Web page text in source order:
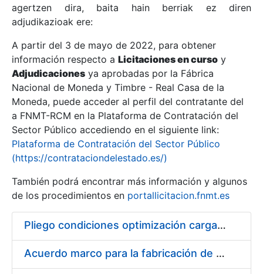
Erakutsi/Ezkutatu
Erakutsi/Ezkutatu
Erakutsi/Ezkutatu
Erakutsi/Ezkutatu
agertzen dira, baita hain berriak ez diren
adjudikazioak ere:
A partir del 3 de mayo de 2022, para obtener
información respecto a Licitaciones en curso y
Adjudicaciones ya aprobadas por la Fábrica
Nacional de Moneda y Timbre - Real Casa de la
Moneda, puede acceder al perfil del contratante del
a FNMT-RCM en la Plataforma de Contratación del
Sector Público accediendo en el siguiente link:
Plataforma de Contratación del Sector Público
(https://contrataciondelestado.es/)
También podrá encontrar más información y algunos
de los procedimientos en portallicitacion.fnmt.es
Pliego condiciones optimización cargas compras firmado
Acuerdo marco para la fabricación de piezas